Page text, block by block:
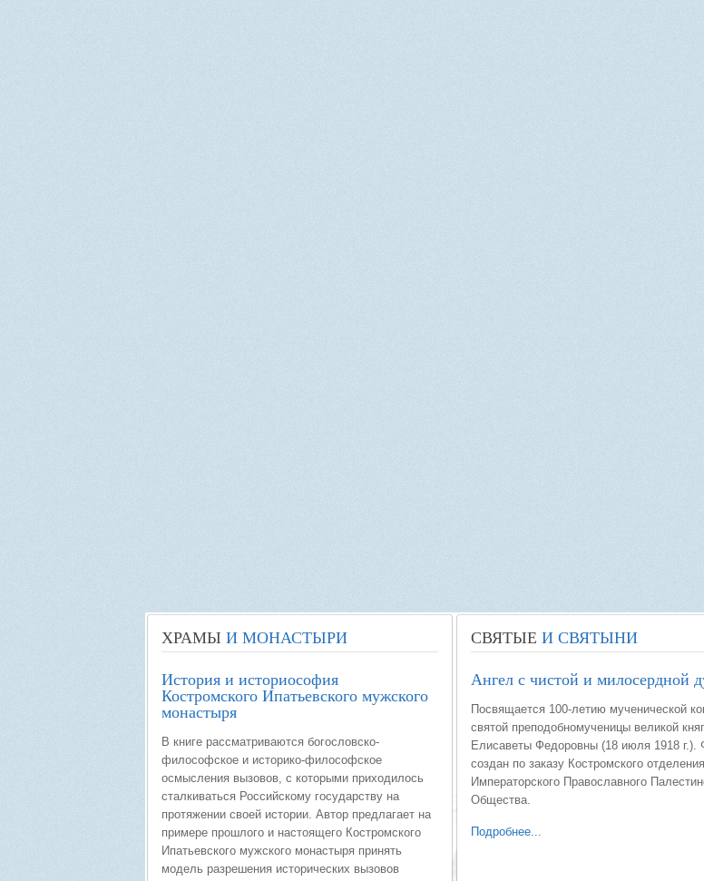
ХРАМЫ И МОНАСТЫРИ
История и историософия
Костромского Ипатьевского мужского
монастыря
В книге рассматриваются богословско-
философское и историко-философское
осмысления вызовов, с которыми приходилось
сталкиваться Российскому государству на
протяжении своей истории. Автор предлагает на
примере прошлого и настоящего Костромского
Ипатьевского мужского монастыря принять
модель разрешения исторических вызовов
СВЯТЫЕ И СВЯТЫНИ
Ангел с чистой и милосердной
Посвящается 100-летию мученической
святой преподобномученицы великой
Елисаветы Федоровны (18 июля 1918 г.).
создан по заказу Костромского отделения
Императорского Православного
Общества.
Подробнее...